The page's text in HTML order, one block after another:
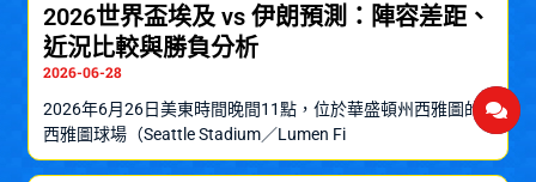
2026世界盃埃及 vs 伊朗預測：陣容差距、
近況比較與勝負分析
2026-06-28
2026年6月26日美東時間晚間11點，位於華盛頓州西雅圖的
西雅圖球場（Seattle Stadium／Lumen Fi